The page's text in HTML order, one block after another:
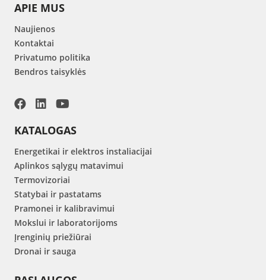
APIE MUS
Naujienos
Kontaktai
Privatumo politika
Bendros taisyklės
KATALOGAS
Energetikai ir elektros instaliacijai
Aplinkos sąlygų matavimui
Termovizoriai
Statybai ir pastatams
Pramonei ir kalibravimui
Mokslui ir laboratorijoms
Įrenginių priežiūrai
Dronai ir sauga